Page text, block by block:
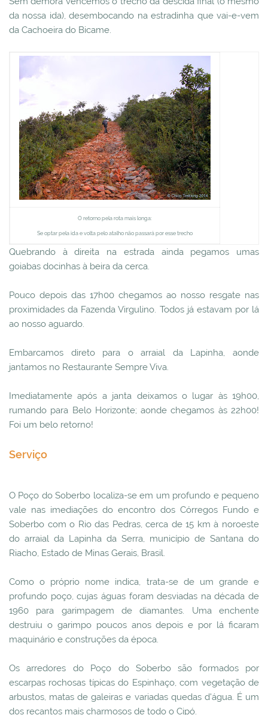
da nossa ida), desembocando na estradinha que vai-e-vem
da Cachoeira do Bicame.
O retorno pela rota mais longa:
Se optar pela ida e volta pelo atalho não passará por esse trecho
Quebrando à direita na estrada ainda pegamos umas
goiabas docinhas à beira da cerca.
Pouco depois das 17h00 chegamos ao nosso resgate nas
proximidades da Fazenda Virgulino. Todos já estavam por lá
ao nosso aguardo.
Embarcamos direto para o arraial da Lapinha, aonde
jantamos no Restaurante Sempre Viva.
Imediatamente após a janta deixamos o lugar às 19h00,
rumando para Belo Horizonte; aonde chegamos às 22h00!
Foi um belo retorno!
Serviço
O Poço do Soberbo localiza-se em um profundo e pequeno
vale nas imediações do encontro dos Córregos Fundo e
Soberbo com o Rio das Pedras, cerca de 15 km à noroeste
do arraial da Lapinha da Serra, município de Santana do
Riacho, Estado de Minas Gerais, Brasil.
Como o próprio nome indica, trata-se de um grande e
profundo poço, cujas águas foram desviadas na década de
1960 para garimpagem de diamantes. Uma enchente
destruiu o garimpo poucos anos depois e por lá ficaram
maquinário e construções da época.
Os arredores do Poço do Soberbo são formados por
escarpas rochosas típicas do Espinhaço, com vegetação de
arbustos, matas de galeiras e variadas quedas d'água. É um
dos recantos mais charmosos de todo o Cipó.